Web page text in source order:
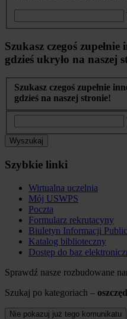
Szukasz czegoś
gdzieś ukryło na naszej
Szukasz czegoś zupełnie
gdzieś na naszej stronie!
Wyszukaj
Szybkie linki
Wirtualna uczelnia
Mój USWPS
Poczta
Formularz rekrutacyny
Biuletyn Informacji
Katalog biblioteczny
Dostęp do baz
Sprawdź nasze rozbudowane
Szukaj po kategoriach –
Nie pokazuj już tego komunikatu